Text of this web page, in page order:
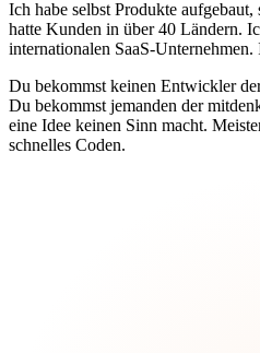
Ich habe selbst Produkte
hatte Kunden in über 40 Ländern.
internationalen SaaS-Unternehmen.
Du bekommst keinen Entwickler
Du bekommst jemanden der
eine Idee keinen Sinn macht.
schnelles Coden.